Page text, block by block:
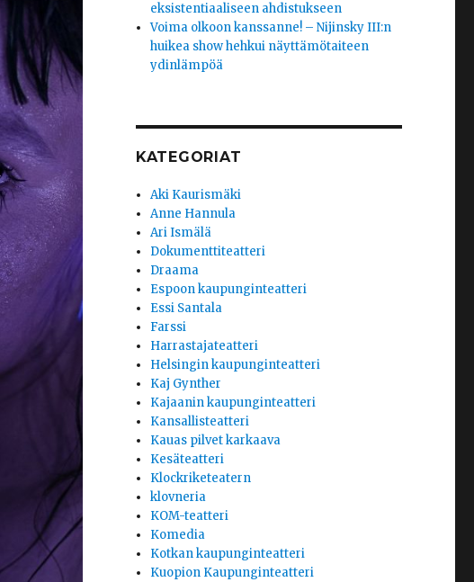
eksistentiaaliseen ahdistukseen
Voima olkoon kanssanne! – Nijinsky III:n
huikea show hehkui näyttämötaiteen
ydinlämpöä
KATEGORIAT
Aki Kaurismäki
Anne Hannula
Ari Ismälä
Dokumenttiteatteri
Draama
Espoon kaupunginteatteri
Essi Santala
Farssi
Harrastajateatteri
Helsingin kaupunginteatteri
Kaj Gynther
Kajaanin kaupunginteatteri
Kansallisteatteri
Kauas pilvet karkaava
Kesäteatteri
Klockriketeatern
klovneria
KOM-teatteri
Komedia
Kotkan kaupunginteatteri
Kuopion Kaupunginteatteri